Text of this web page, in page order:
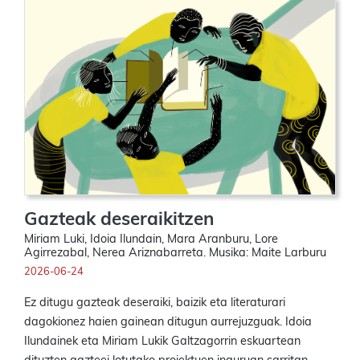
Gazteak deseraikitzen
Miriam Luki, Idoia Ilundain, Mara Aranburu, Lore
Agirrezabal, Nerea Ariznabarreta. Musika: Maite Larburu
2026-06-24
Ez ditugu gazteak deseraiki, baizik eta literaturari
dagokionez haien gainean ditugun aurrejuzguak. Idoia
Ilundainek eta Miriam Lukik Galtzagorrin eskuartean